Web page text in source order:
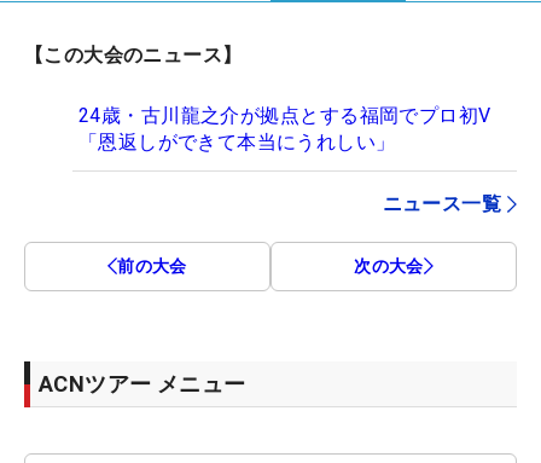
【この大会のニュース】
24歳・古川龍之介が拠点とする福岡でプロ初V
「恩返しができて本当にうれしい」
ニュース一覧
前の大会 次の大会
ACNツアー メニュー